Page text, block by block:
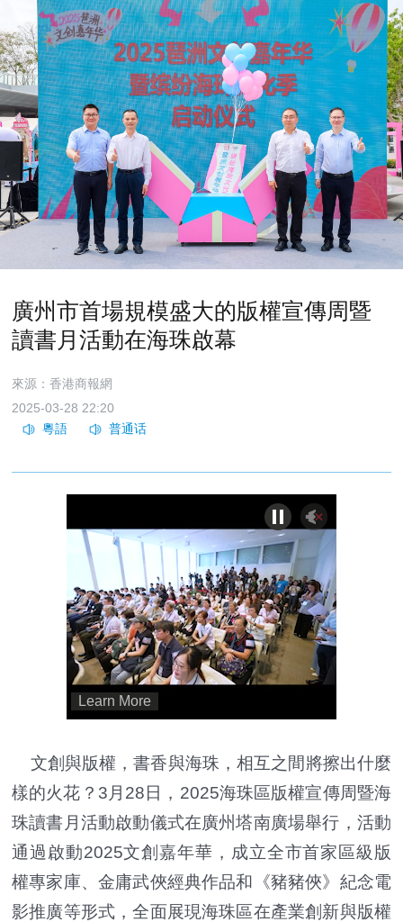
廣州市首場規模盛大的版權宣傳周暨
讀書月活動在海珠啟幕
來源：香港商報網
2025-03-28 22:20
文創與版權，書香與海珠，相互之間將擦出什麼
樣的火花？3月28日，2025海珠區版權宣傳周暨海
珠讀書月活動啟動儀式在廣州塔南廣場舉行，活動
通過啟動2025文創嘉年華，成立全市首家區級版
權專家庫、金庸武俠經典作品和《豬豬俠》紀念電
影推廣等形式，全面展現海珠區在產業創新與版權